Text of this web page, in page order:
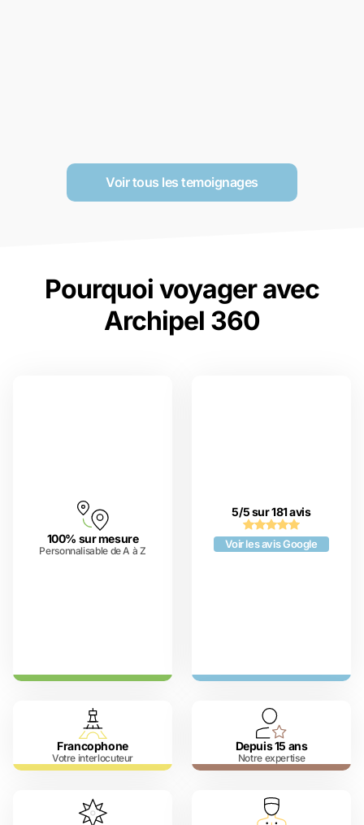
Voir tous les temoignages
Pourquoi voyager avec
Archipel 360
100% sur mesure
Personnalisable de A à Z
5/5 sur 181 avis
Voir les avis Google
Francophone
Votre interlocuteur
Depuis 15 ans
Notre expertise